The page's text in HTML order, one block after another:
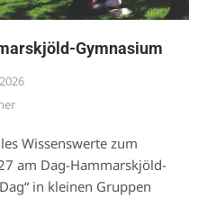
Gymnasium
Wissenswerte zum
am Dag-Hammarskjöld-
in kleinen Gruppen